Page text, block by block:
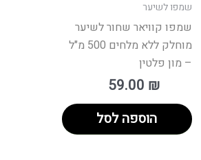
שמפו לשיער
שמפו קוויאר שחור לשיער
מוחלק ללא מלחים 500 מ"ל
– מון פלטין
59.00 ₪
הוספה לסל